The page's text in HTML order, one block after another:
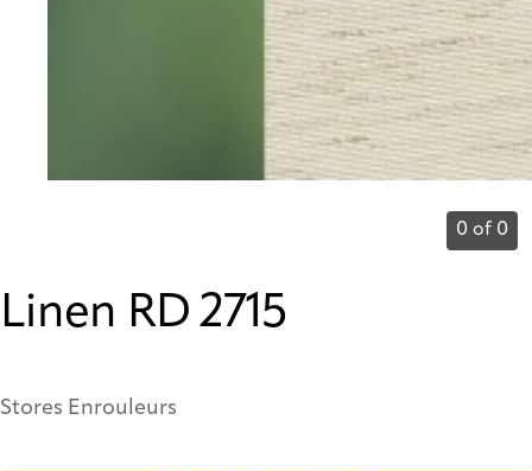
0 of 0
Linen RD 2715
Stores Enrouleurs